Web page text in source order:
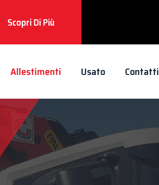
Scopri Di Più
Allestimenti Usato Contatti